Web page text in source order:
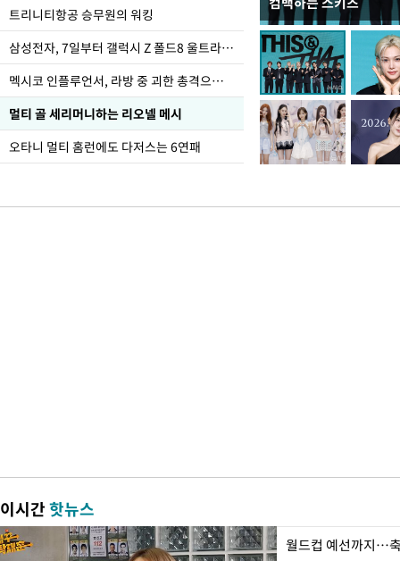
트리니티항공 승무원의 워킹
삼성전자, 7일부터 갤럭시 Z 폴드8 울트라·폴드8·플립8 출시
멕시코 인플루언서, 라방 중 괴한 총격으로 사망
멀티 골 세리머니하는 리오넬 메시
오타니 멀티 홈런에도 다저스는 6연패
입추 하루 앞둔 전남
폭염
이시간핫뉴스
월드컵 예선까지…